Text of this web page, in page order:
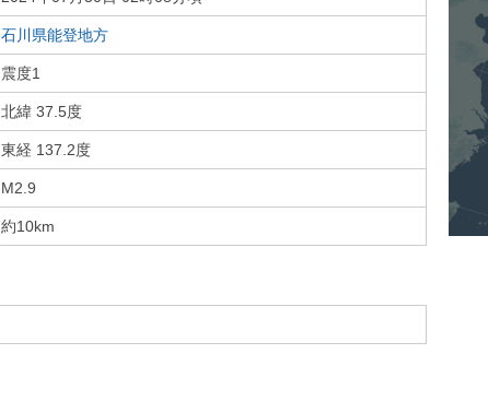
石川県能登地方
震度1
北緯 37.5度
東経 137.2度
M2.9
約10km